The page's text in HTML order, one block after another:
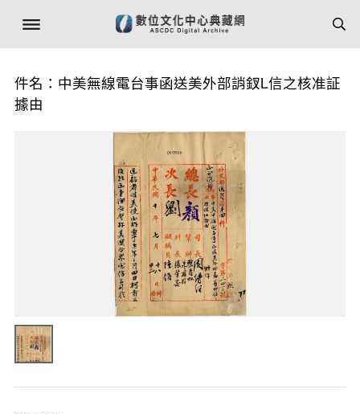
件名：中美無線電台事函送美外部誚釵L信之核准証
據由